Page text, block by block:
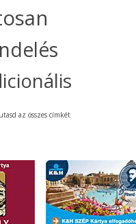
az összes címkét